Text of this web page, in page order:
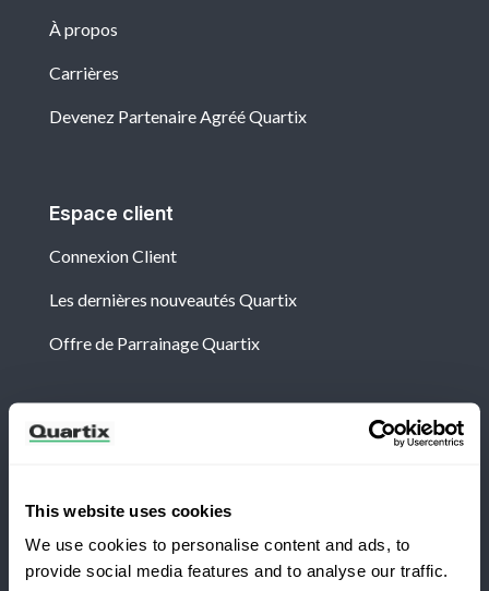
This website uses cookies
We use cookies to personalise content and ads, to
provide social media features and to analyse our traffic.
À propos
Carrières
Devenez Partenaire Agréé Quartix
Espace client
Connexion Client
Les dernières nouveautés Quartix
Offre de Parrainage Quartix
Newsletter
cas de Quartix